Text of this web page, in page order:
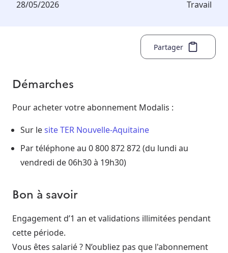
28/05/2026
Travail
Partager
Démarches
Pour acheter votre abonnement Modalis :
Sur lesite TER Nouvelle-Aquitaine
Par téléphone au 0 800 872 872 (du lundi au
vendredi de 06h30 à 19h30)
Bon à savoir
Engagement d’1 an et validations illimitées pendant
cette période.
Vous êtes salarié ? N’oubliez pas que l'abonnement